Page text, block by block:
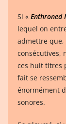
Si « Enthroned
lequel on
admettre que,
consécutives,
ces huit titres
fait se
énormément
sonores.